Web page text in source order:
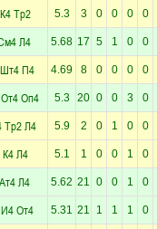
К4Тр2 5.3 3 0 0 0 0
Л4 5.68 17 5 1 0 0
Шт4П4 4.69 8 0 0 0 0
От4Оп4 5.3 20 0 0 3 0
Тр2Л4 5.9 2 0 1 0 0
К4Л4 5.1 1 0 0 1 0
Ат4Л4 5.62 21 0 0 1 0
И4От4 5.31 21 1 1 1 0